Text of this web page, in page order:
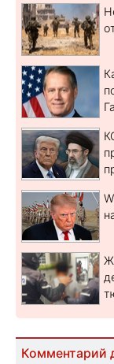
Комментарий